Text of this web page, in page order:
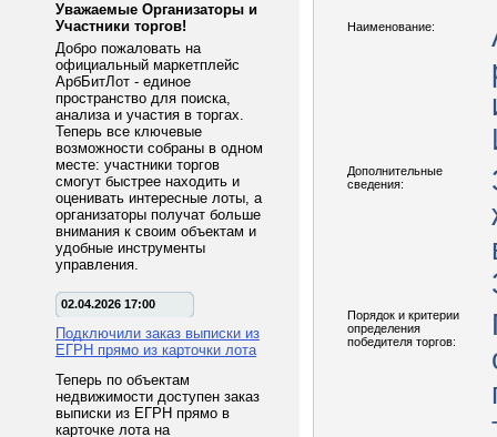
Уважаемые Организаторы и
Участники торгов!
Добро пожаловать на
официальный маркетплейс
АрбБитЛот - единое
пространство для поиска,
анализа и участия в торгах.
Теперь все ключевые
возможности собраны в одном
месте: участники торгов
смогут быстрее находить и
оценивать интересные лоты, а
организаторы получат больше
внимания к своим объектам и
удобные инструменты
управления.
02.04.2026 17:00
Подключили заказ выписки из
ЕГРН прямо из карточки лота
Теперь по объектам
недвижимости доступен заказ
выписки из ЕГРН прямо в
карточке лота на
Наименование:
Дополнительные
сведения:
Порядок и критерии
определения
победителя торгов: